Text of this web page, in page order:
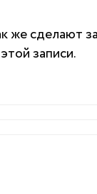
же сделают
записи.